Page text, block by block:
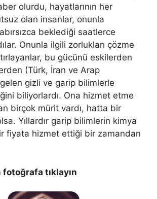
olurdu, hayatlarının her
olan insanlar, onunla
beklediği saatlerce
Onunla ilgili zorlukları çözme
bu gücünü eskilerden
(Türk, İran ve Arap
gizli ve garip bilimlerle
biliyorlardı. Ona hizmet etme
birçok mürit vardı, hatta bir
Yıllardır garip bilimlerin kimya
fiyata hizmet ettiği bir zamandan
tıklayın